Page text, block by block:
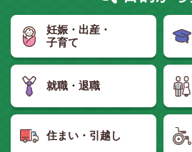
妊娠・出産・
子育て
就職・退職
住まい・引越し